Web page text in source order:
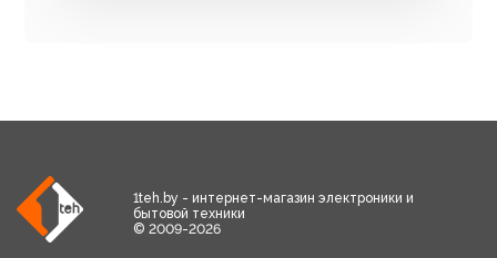
1teh.by - интернет-магазин электроники и
бытовой техники
© 2009-2026